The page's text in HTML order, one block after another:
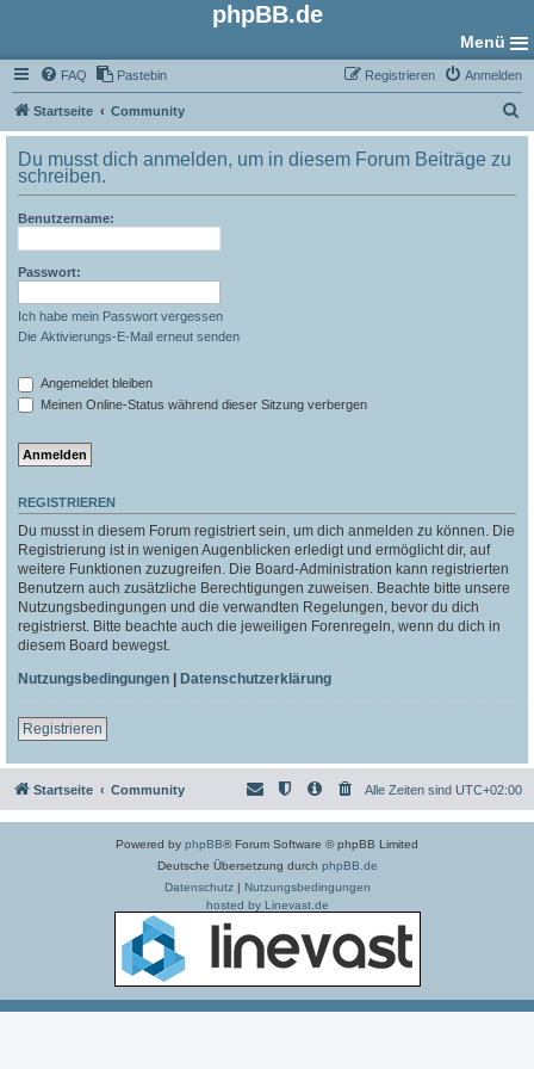
phpBB.de
Menü
FAQ Pastebin Anmelden
Registrieren
Startseite Community
u
Du musst dich anmelden, um in diesem Forum Beiträge zu
schreiben.
Benutzername:
Passwort:
Ich habe mein Passwort vergessen
Die Aktivierungs-E-Mail erneut senden
Angemeldet bleiben
Meinen Online-Status während dieser Sitzung verbergen
REGISTRIEREN
Du musst in diesem Forum registriert sein, um dich anmelden zu können. Die
Registrierung ist in wenigen Augenblicken erledigt und ermöglicht dir, auf
weitere Funktionen zuzugreifen. Die Board-Administration kann registrierten
Benutzern auch zusätzliche Berechtigungen zuweisen. Beachte bitte unsere
Nutzungsbedingungen und die verwandten Regelungen, bevor du dich
registrierst. Bitte beachte auch die jeweiligen Forenregeln, wenn du dich in
diesem Board bewegst.
Nutzungsbedingungen | Datenschutzerklärung
Registrieren
Startseite Community Alle Zeiten sind UTC+02:00
Powered by phpBB® Forum Software © phpBB Limited
Deutsche Übersetzung durch phpBB.de
Datenschutz| Nutzungsbedingungen
hosted by Linevast.de